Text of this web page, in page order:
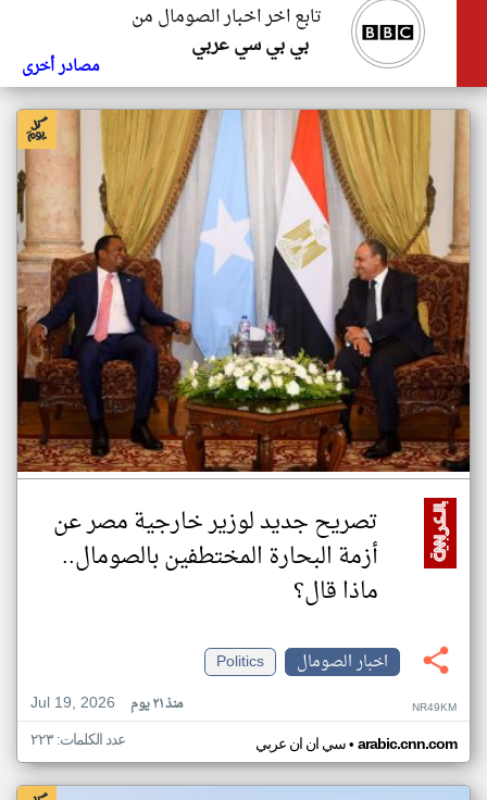
تابع اخر اخبار الصومال من
بي بي سي عربي
مصادر أخرى
تصريح جديد لوزير خارجية مصر عن
أزمة البحارة المختطفين بالصومال..
ماذا قال؟
اخبار الصومال
Politics
Jul 19, 2026
منذ ٢١ يوم NR49KM
سي ان ان عربي• arabic.cnn.com عدد الكلمات: ٢٢٣